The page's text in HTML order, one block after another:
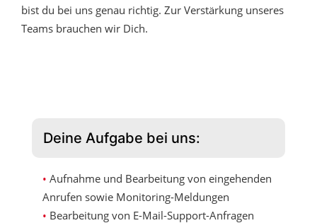
bist du bei uns genau richtig. Zur Verstärkung unseres
Teams brauchen wir Dich.
Deine Aufgabe bei uns:
Aufnahme und Bearbeitung von eingehenden
Anrufen sowie Monitoring-Meldungen
Bearbeitung von E-Mail-Support-Anfragen